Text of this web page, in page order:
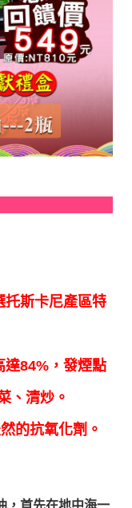
托斯卡尼產區特
達84%，發煙點
、清炒。
的抗氧化劑。